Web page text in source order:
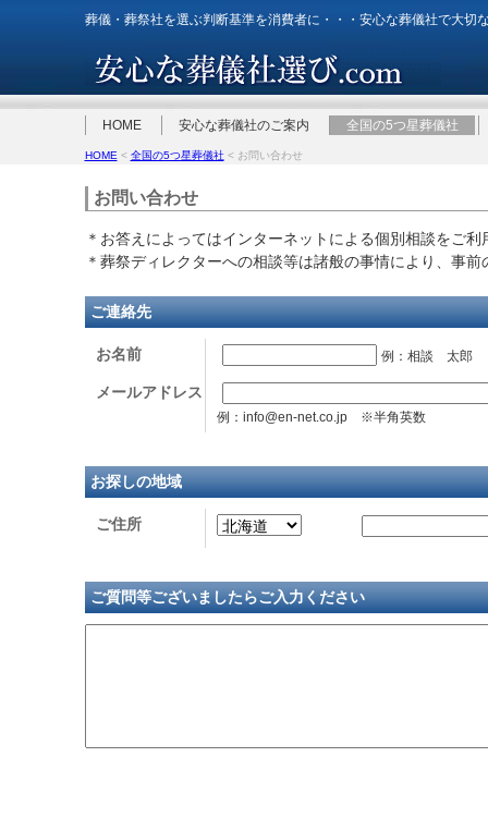
葬儀・葬祭社を選ぶ判断基準を消費者に・・・安心な葬儀社で大切
HOME 安心な葬儀社のご案内 全国の5つ星葬儀社
HOME < 全国の5つ星葬儀社< お問い合わせ
お問い合わせ
＊お答えによってはインターネットによる個別相談をご
＊葬祭ディレクターへの相談等は諸般の事情により、事
ご連絡先
お名前 例：相談 太郎
メールアドレス
例：info@en-net.co.jp ※半角英数
お探しの地域
ご住所
ご質問等ございましたらご入力ください